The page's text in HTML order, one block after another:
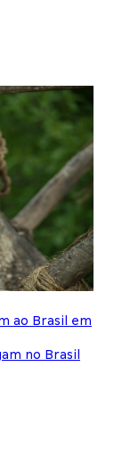
ao Brasil em
no Brasil